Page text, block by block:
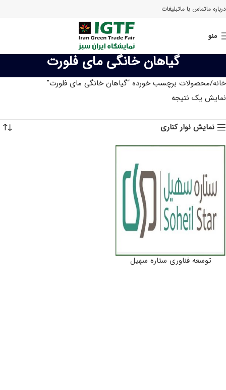
درباره ماتماس با ماتبلیغات
منو
گیاهان خانگی مای فلورت
خانه محصولات برچسب خورده “گیاهان خانگی مای فلورت”
نمایش یک نتیجه
نمایش نوار کناری
توسعه فناوری ستاره سهیل